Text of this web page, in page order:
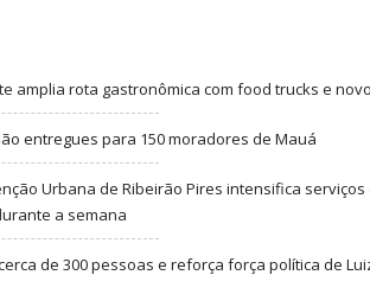
amplia rota gastronômica com food trucks e
entregues para 150 moradores de Mauá
Urbana de Ribeirão Pires intensifica
a semana
de 300 pessoas e reforça força política de